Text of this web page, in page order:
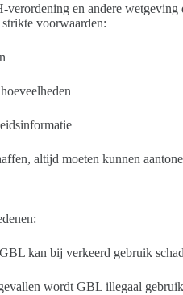
en andere
voorwaarden:
altijd moeten kunnen
kan bij verkeerd gebruik
wordt GBL illegaal